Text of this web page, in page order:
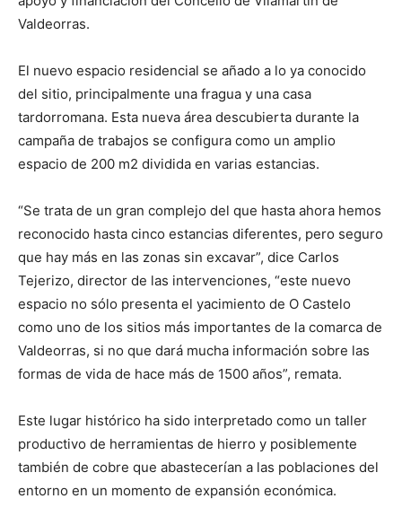
Valdeorras.
El nuevo espacio residencial se añado a lo ya conocido
del sitio, principalmente una fragua y una casa
tardorromana. Esta nueva área descubierta durante la
campaña de trabajos se configura como un amplio
espacio de 200 m2 dividida en varias estancias.
“Se trata de un gran complejo del que hasta ahora hemos
reconocido hasta cinco estancias diferentes, pero seguro
que hay más en las zonas sin excavar”, dice Carlos
Tejerizo, director de las intervenciones, “este nuevo
espacio no sólo presenta el yacimiento de O Castelo
como uno de los sitios más importantes de la comarca de
Valdeorras, si no que dará mucha información sobre las
formas de vida de hace más de 1500 años”, remata.
Este lugar histórico ha sido interpretado como un taller
productivo de herramientas de hierro y posiblemente
también de cobre que abastecerían a las poblaciones del
entorno en un momento de expansión económica.